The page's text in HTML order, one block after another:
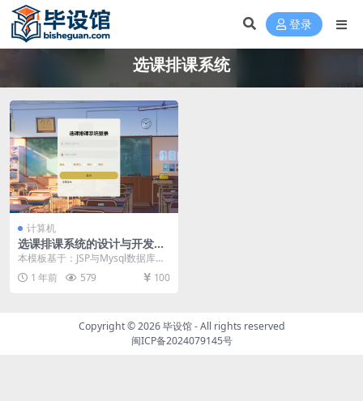
登录
选课排课系统
计算机
选课排课系统的设计与开发毕
设模板 毕业设计模板及毕业论
本模板基于：JSP与Mysql数据库开
发 系统功能实现 用户登录界面 用
户后台登...
1 年前 579 100
Copyright © 2026毕设馆- All rights reserved
闽ICP备2024079145号